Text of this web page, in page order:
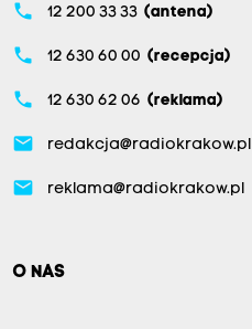
phone 12 200 33 33 (antena)
phone 12 630 60 00 (recepcja)
phone 12 630 62 06 (reklama)
email redakcja@radiokrakow.pl
email reklama@radiokrakow.pl
O NAS